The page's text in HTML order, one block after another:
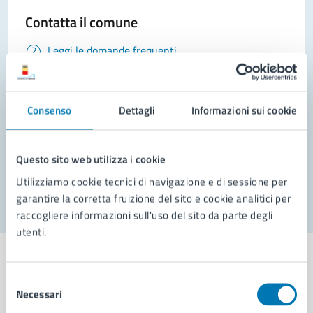
Consenso Dettagli Informazioni sui cookie
Questo sito web utilizza i cookie
Utilizziamo cookie tecnici di navigazione e di sessione per
garantire la corretta fruizione del sito e cookie analitici per
raccogliere informazioni sull'uso del sito da parte degli
utenti.
delNecessari
Contatta il comune
Leggi le domande frequenti
Prenota appuntamento